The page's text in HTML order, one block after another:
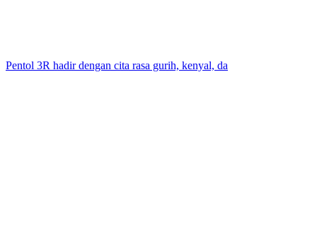
Pentol 3R hadir dengan cita rasa gurih, kenyal, da